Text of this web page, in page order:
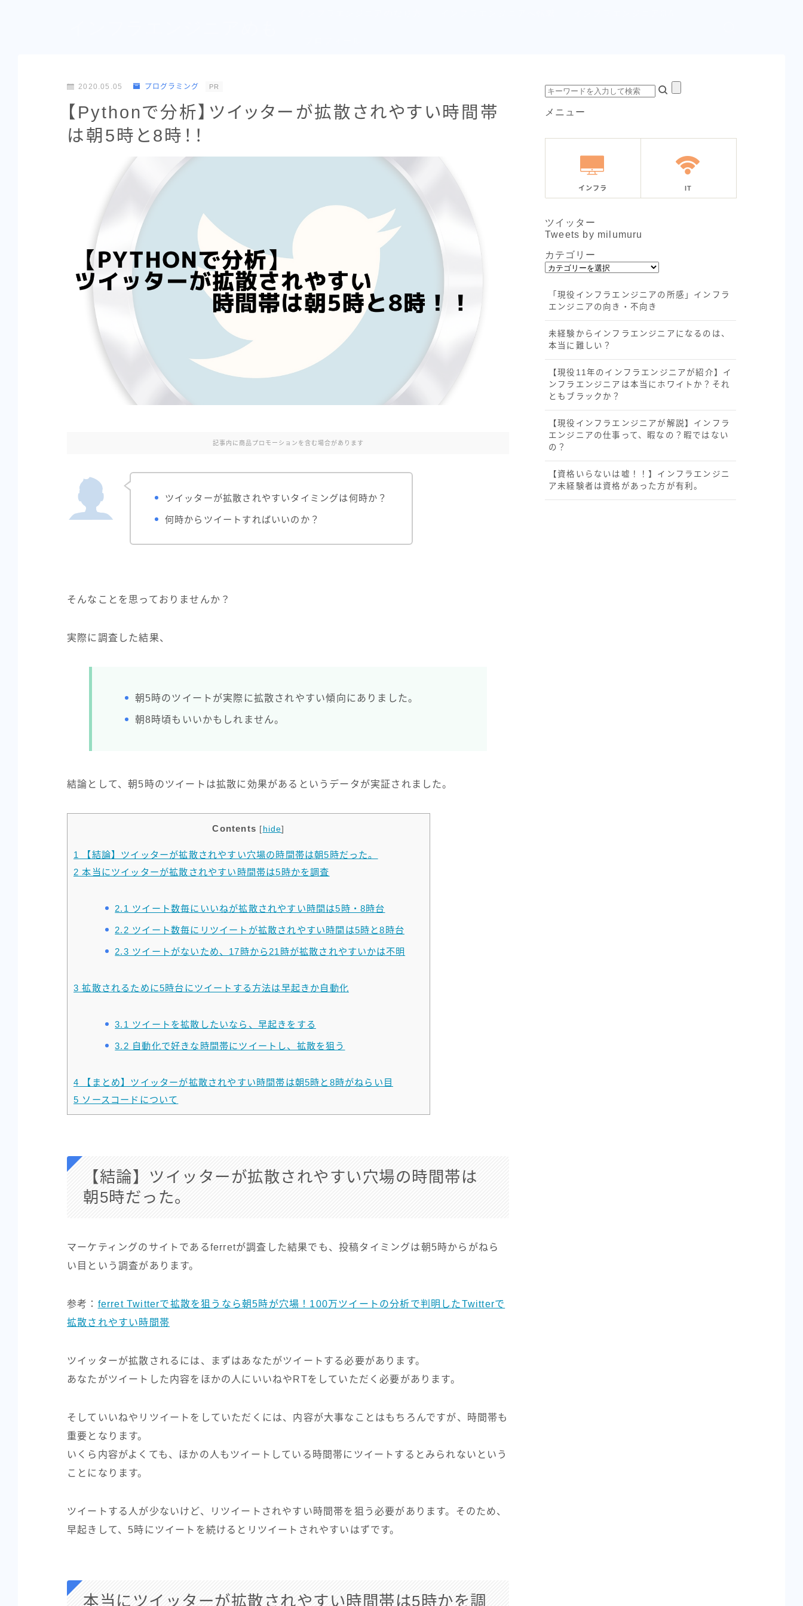
2020.05.05 プログラミング PR
【Pythonで分析】ツイッターが拡散されやすい時間帯
は朝5時と8時！！
記事内に商品プロモーションを含む場合があります
ツイッターが拡散されやすいタイミングは何時か？
何時からツイートすればいいのか？
そんなことを思っておりませんか？
実際に調査した結果、
朝5時のツイートが実際に拡散されやすい傾向にありました。
朝8時頃もいいかもしれません。
結論として、朝5時のツイートは拡散に効果があるというデータが実証されました。
Contents [ hide]
1
【結論】ツイッターが拡散されやすい穴場の時間帯は朝5時だった。
2 本当にツイッターが拡散されやすい時間帯は5時かを調査
2.1 ツイート数毎にいいねが拡散されやすい時間は5時・8時台
2.2 ツイート数毎にリツイートが拡散されやすい時間は5時と8時台
2.3 ツイートがないため、17時から21時が拡散されやすいかは不明
3 拡散されるために5時台にツイートする方法は早起きか自動化
3.1 ツイートを拡散したいなら、早起きをする
3.2 自動化で好きな時間帯にツイートし、拡散を狙う
4 【まとめ】ツイッターが拡散されやすい時間帯は朝5時と8時がねらい目
5 ソースコードについて
【結論】ツイッターが拡散されやすい穴場の時間帯は
朝5時だった。
マーケティングのサイトであるferretが調査した結果でも、投稿タイミングは朝5時からがねら
い目という調査があります。
参考： ferret Twitterで拡散を狙うなら朝5時が穴場！100万ツイートの分析で判明したTwitterで
拡散されやすい時間帯
ツイッターが拡散されるには、まずはあなたがツイートする必要があります。
あなたがツイートした内容をほかの人にいいねやRTをしていただく必要があります。
そしていいねやリツイートをしていただくには、内容が大事なことはもちろんですが、時間帯も
重要となります。
いくら内容がよくても、ほかの人もツイートしている時間帯にツイートするとみられないという
ことになります。
ツイートする人が少ないけど、リツイートされやすい時間帯を狙う必要があります。そのため、
早起きして、5時にツイートを続けるとリツイートされやすいはずです。
本当にツイッターが拡散されやすい時間帯は5時かを調
メニュー
インフラ IT
ツイッター
Tweets by milumuru
カテゴリー
カ
ゴ
リ
「現役インフラエンジニアの所感」インフラ
エンジニアの向き・不向き
未経験からインフラエンジニアになるのは、
本当に難しい？
【現役11年のインフラエンジニアが紹介】イ
ンフラエンジニアは本当にホワイトか？それ
ともブラックか？
【現役インフラエンジニアが解説】インフラ
エンジニアの仕事って、暇なの？暇ではない
の？
【資格いらないは嘘！！】インフラエンジニ
ア未経験者は資格があった方が有利。